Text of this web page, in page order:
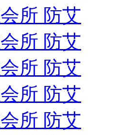
所 防艾
所 防艾
所 防艾
所 防艾
所 防艾